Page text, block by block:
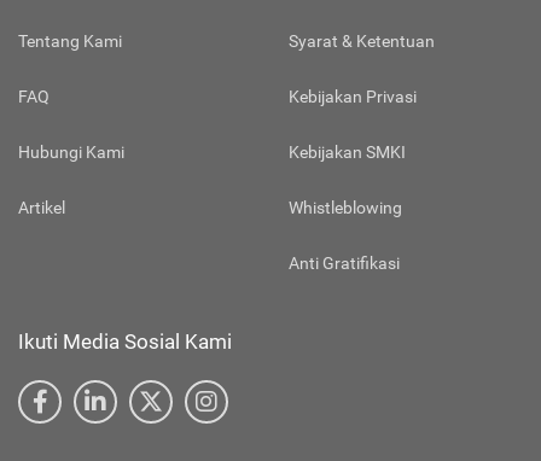
Tentang Kami
FAQ
Hubungi Kami
Artikel
Syarat & Ketentuan
Kebijakan Privasi
Kebijakan SMKI
Whistleblowing
Anti Gratifikasi
Ikuti Media Sosial Kami